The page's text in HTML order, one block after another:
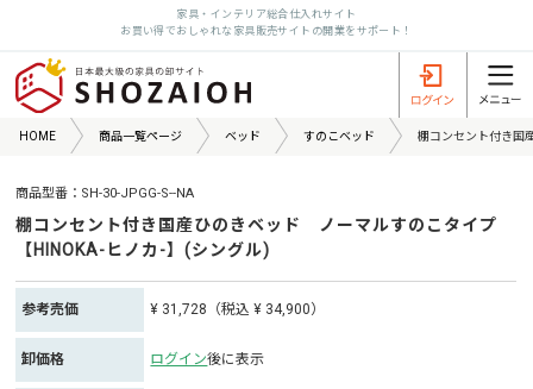
家具・インテリア総合仕入れサイト
お買い得でおしゃれな家具販売サイトの開業をサポート！
HOME 商品一覧ページ ベッド すのこベッド 棚コンセント付き国
商品型番：SH-30-JPGG-S--NA
棚コンセント付き国産ひのきベッド ノーマルすのこタイプ
【HINOKA-ヒノカ-】(シングル)
参考売価 ¥ 31,728（税込 ¥ 34,900）
卸価格 ログイン後に表示